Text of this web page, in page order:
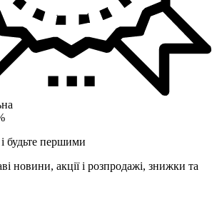
будьте першими
новини, акції і розпродажі, знижки та